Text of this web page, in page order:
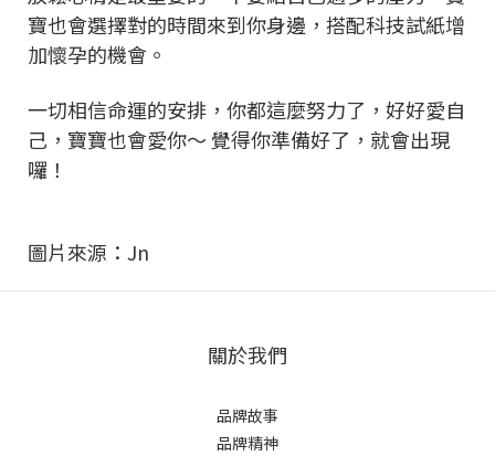
寶也會選擇對的時間來到你身邊，搭配科技試紙增
加懷孕的機會。
一切相信命運的安排，你都這麼努力了，好好愛自
己，寶寶也會愛你～ 覺得你準備好了，就會出現
囉！
圖片來源：Jn
關於我們
品牌故事
品牌精神